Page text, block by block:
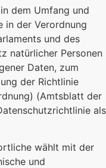
dem Umfang und
in der Verordnung
und des
natürlicher Personen
Daten, zum
der Richtlinie
(Amtsblatt der
als
wählt mit der
und